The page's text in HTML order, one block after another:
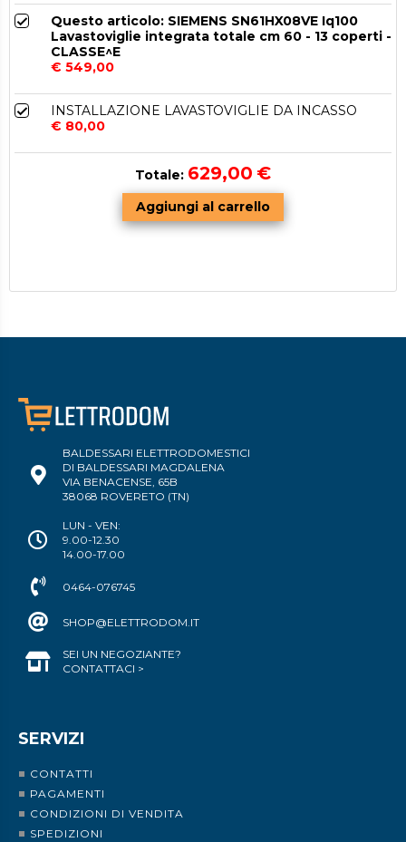
Questo articolo: SIEMENS SN61HX08VE Iq100
Lavastoviglie integrata totale cm 60 - 13 coperti -
CLASSE^E
€ 549,00
INSTALLAZIONE LAVASTOVIGLIE DA INCASSO
€ 80,00
Totale: 629,00 €
BALDESSARI ELETTRODOMESTICI
DI BALDESSARI MAGDALENA
VIA BENACENSE, 65B
38068 ROVERETO (TN)
LUN - VEN:
9.00-12.30
14.00-17.00
0464-076745
SHOP@ELETTRODOM.IT
SEI UN NEGOZIANTE?
CONTATTACI >
SERVIZI
CONTATTI
PAGAMENTI
CONDIZIONI DI VENDITA
SPEDIZIONI